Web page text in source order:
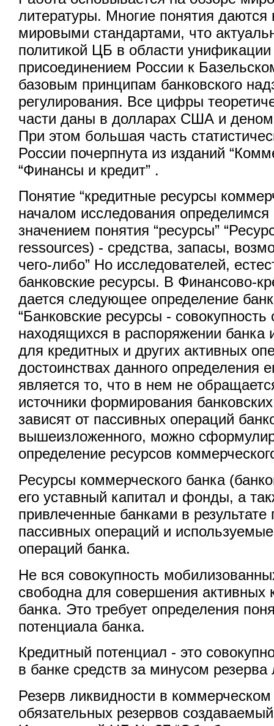
литературы. Многие понятия даются
мировыми стандартами, что
политикой ЦБ в области
присоединением России к
базовым принципам банковского
регулирования. Все цифры
части даны в долларах США и
При этом большая часть
России почерпнута из изданий
“Финансы и кредит” .
Понятие “кредитные ресурсы
началом исследования
значением понятия “ресурсы”
ressources) - средства, запасы,
чего-либо” Но исследователей,
банковские ресурсы. В Финансово-
дается следующее определение
“Банковские ресурсы - совокупность
находящихся в распоряжении банка
для кредитных и других активных
достоинствах данного определения
является то, что в нем не
источники формирования
зависят от пассивных операций
вышеизложенного, можно
определение ресурсов
Ресурсы коммерческого банка
его уставный капитал и фонды, а
привлеченные банками в результате
пассивных операций и
операций банка.
Не вся совокупность
свободна для совершения активных
банка. Это требует определения
потенциала банка.
Кредитный потенциал - это
в банке средств за минусом резерва
Резерв ликвидности в
обязательных резервов